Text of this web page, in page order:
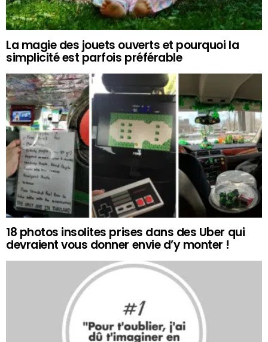
La magie des jouets ouverts et pourquoi la
simplicité est parfois préférable
18 photos insolites prises dans des Uber qui
devraient vous donner envie d’y monter !